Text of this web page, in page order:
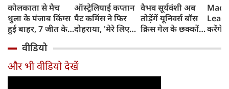
कोलकाता से मैच
धुला के पंजाब किंग्स
हुई बाहर, 7 जीत के
ऑस्ट्रेलियाई कप्तान
पैट कमिंस ने फिर
दोहराया, 'मेरे लिए
वैभव सूर्यवंशी अब
तोड़ेंगें यूनिवर्स बॉस
क्रिस गेल के छक्कों
करेंगे
टीम में
वीडियो
और भी वीडियो देखें